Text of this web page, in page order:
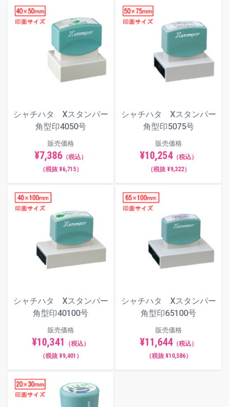
シャチハタ Xスタンパー
角型印4050号
販売価格
¥7,386（税込）
（税抜 ¥6,715）
シャチハタ Xスタンパー
角型印5075号
販売価格
¥10,254（税込）
（税抜 ¥9,322）
シャチハタ Xスタンパー
角型印40100号
販売価格
¥10,341
（税込）
（税抜 ¥9,401）
シャチハタ Xスタンパー
角型印65100号
販売価格
¥11,644（税込）
（税抜 ¥10,586）